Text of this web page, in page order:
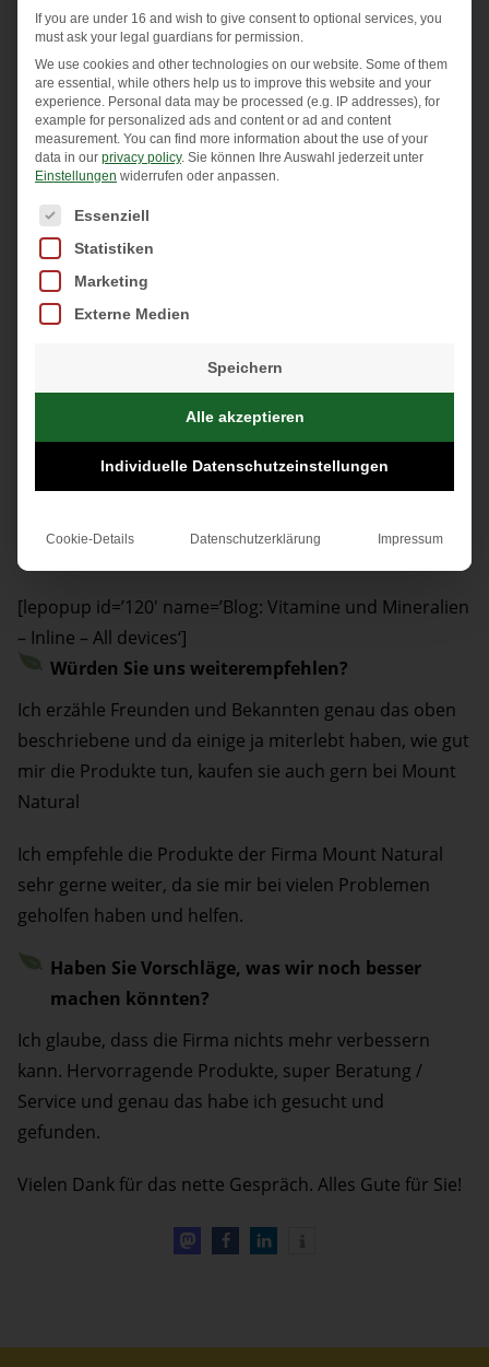
Magnesium– für immer wieder auftretende
Muskelverspannung und Krämpfe, welche ich auch am
Kopf habe und diese reizen meinen Trigeminusnerv
(Neuralgie). Schmerzen in einigen Gelenken, auch dort
hilft mir Magnesium.
Vitamin D3 + K2– ich hatte einen deutlichen Vitamin-D-
Mangel und immer wieder Infekte. Nach dem Auffüllen
sind diese fast gar nicht mehr vorhanden, ich bin fast
nie mehr erkältet.
– ich hatte Probleme mit meinen Haaren und
Nägeln, sowie meinen Augen.
Vitamin C– Hilfe für mein Immunsystem (ständige
Erkältungen) und häufige Müdigkeit.
[lepopup id=’120′ name=’Blog: Vitamine und Mineralien
– Inline – All devices‘]
Würden Sie uns weiterempfehlen?
Ich erzähle Freunden und Bekannten genau das oben
beschriebene und da einige ja miterlebt haben, wie gut
mir die Produkte tun, kaufen sie auch gern bei Mount
Natural
Ich empfehle die Produkte der Firma Mount Natural
sehr gerne weiter, da sie mir bei vielen Problemen
geholfen haben und helfen.
Haben Sie Vorschläge, was wir noch besser
machen könnten?
Ich glaube, dass die Firma nichts mehr verbessern
kann. Hervorragende Produkte, super Beratung /
Service und genau das habe ich gesucht und
gefunden.
Vielen Dank für das nette Gespräch. Alles Gute für Sie!
If you are under 16 and wish to give consent to optional services, you
must ask your legal guardians for permission.
We use cookies and other technologies on our website. Some of them
are essential, while others help us to improve this website and your
experience. Personal data may be processed (e.g. IP addresses), for
example for personalized ads and content or ad and content
measurement. You can find more information about the use of your
data in our privacy policy. Sie können Ihre Auswahl jederzeit unter
Einstellungen widerrufen oder anpassen.
Es folgt eine Liste der Service-Gruppen, für die eine
Essenziell
Statistiken
Marketing
Externe Medien
Speichern
Alle akzeptieren
Individuelle Datenschutzeinstellungen
Cookie-Details Datenschutzerklärung Impressum